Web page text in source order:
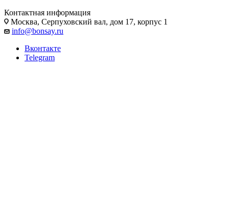
Контактная информация
Москва, Cерпуховский вал, дом 17, корпус 1
info@bonsay.ru
Вконтакте
Telegram